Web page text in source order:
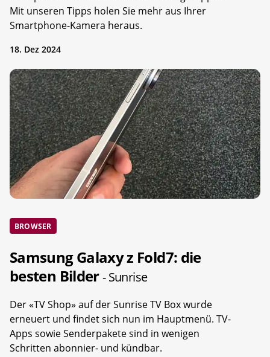
Mit unseren Tipps holen Sie mehr aus Ihrer
Smartphone-Kamera heraus.
18. Dez 2024
BROWSER
Samsung Galaxy z Fold7: die
besten Bilder- Sunrise
Der «TV Shop» auf der Sunrise TV Box wurde
erneuert und findet sich nun im Hauptmenü. TV-
Apps sowie Senderpakete sind in wenigen
Schritten abonnier- und kündbar.